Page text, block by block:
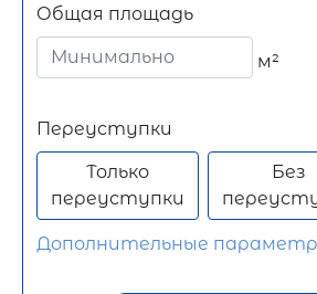
Общая площадь
м²
Переуступки
Только
переуступки
Без
Дополнительные